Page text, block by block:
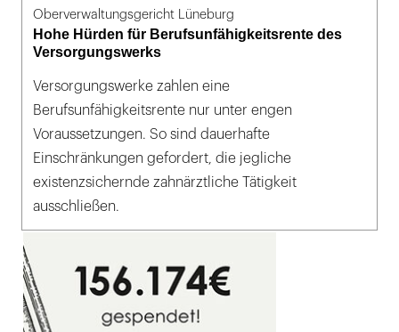
Oberverwaltungsgericht Lüneburg
Hohe Hürden für Berufsunfähigkeitsrente des
Versorgungswerks
Versorgungswerke zahlen eine
Berufsunfähigkeitsrente nur unter engen
Voraussetzungen. So sind dauerhafte
Einschränkungen gefordert, die jegliche
existenzsichernde zahnärztliche Tätigkeit
ausschließen.